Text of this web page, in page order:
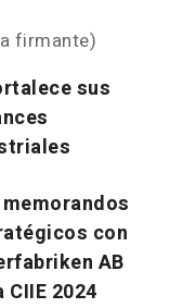
firmante)
sus
con
AB
2024